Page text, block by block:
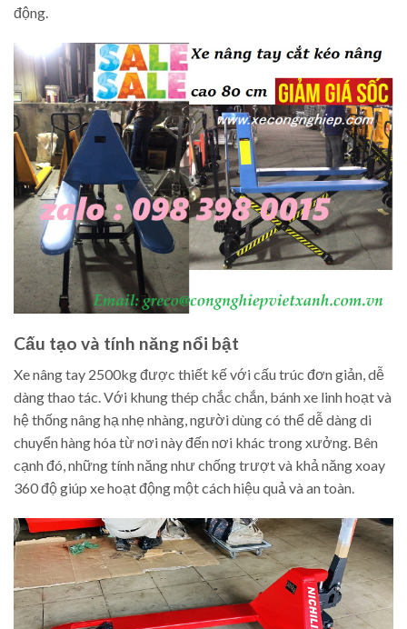
động.
Cấu tạo và tính năng nổi bật
Xe nâng tay 2500kg được thiết kế với cấu trúc đơn giản, dễ
dàng thao tác. Với khung thép chắc chắn, bánh xe linh hoạt và
hệ thống nâng hạ nhẹ nhàng, người dùng có thể dễ dàng di
chuyển hàng hóa từ nơi này đến nơi khác trong xưởng. Bên
cạnh đó, những tính năng như chống trượt và khả năng xoay
360 độ giúp xe hoạt động một cách hiệu quả và an toàn.